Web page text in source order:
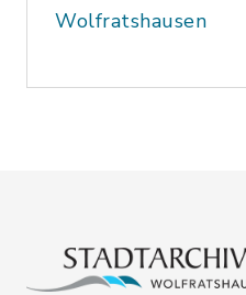
Wolfratshausen